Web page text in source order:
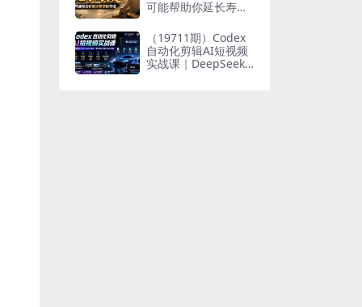
可能帮助你延长寿命
（19711期）Codex
自动化剪辑AI短视频
实战课｜DeepSeek